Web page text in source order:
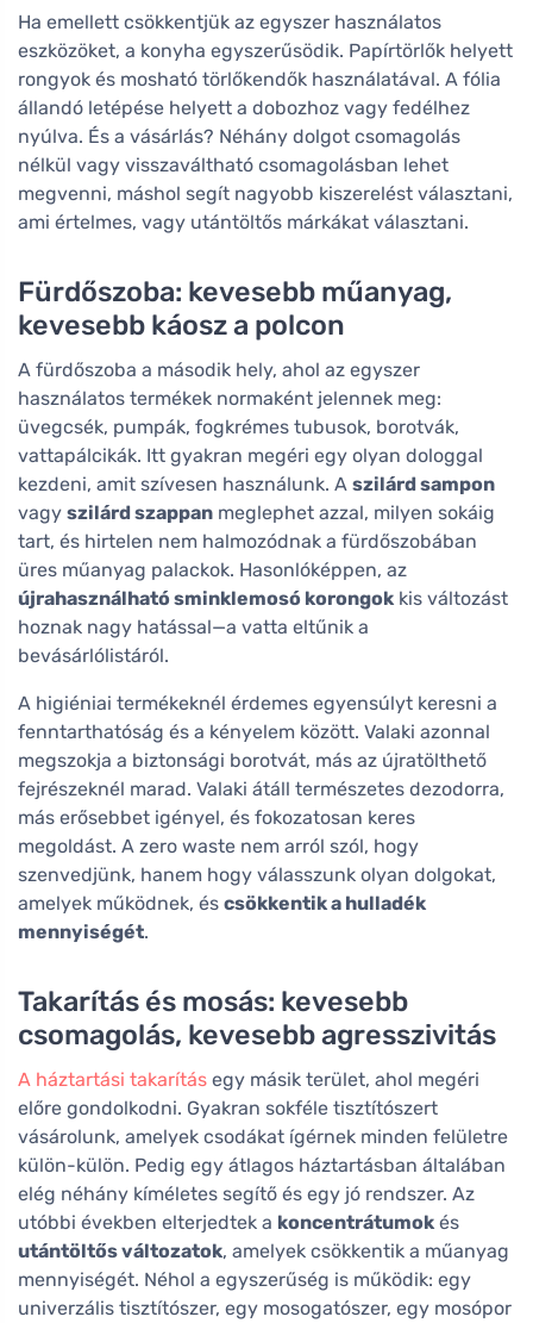
Ha emellett csökkentjük az egyszer használatos
eszközöket, a konyha egyszerűsödik. Papírtörlők helyett
rongyok és mosható törlőkendők használatával. A fólia
állandó letépése helyett a dobozhoz vagy fedélhez
nyúlva. És a vásárlás? Néhány dolgot csomagolás
nélkül vagy visszaváltható csomagolásban lehet
megvenni, máshol segít nagyobb kiszerelést választani,
ami értelmes, vagy utántöltős márkákat választani.
Fürdőszoba: kevesebb műanyag,
kevesebb káosz a polcon
A fürdőszoba a második hely, ahol az egyszer
használatos termékek normaként jelennek meg:
üvegcsék, pumpák, fogkrémes tubusok, borotvák,
vattapálcikák. Itt gyakran megéri egy olyan dologgal
kezdeni, amit szívesen használunk. A szilárd sampon
vagy szilárd szappan meglephet azzal, milyen sokáig
tart, és hirtelen nem halmozódnak a fürdőszobában
üres műanyag palackok. Hasonlóképpen, az
újrahasználható sminklemosó korongok kis változást
hoznak nagy hatással—a vatta eltűnik a
bevásárlólistáról.
A higiéniai termékeknél érdemes egyensúlyt keresni a
fenntarthatóság és a kényelem között. Valaki azonnal
megszokja a biztonsági borotvát, más az újratölthető
fejrészeknél marad. Valaki átáll természetes dezodorra,
más erősebbet igényel, és fokozatosan keres
megoldást. A zero waste nem arról szól, hogy
szenvedjünk, hanem hogy válasszunk olyan dolgokat,
amelyek működnek, és csökkentik a hulladék
mennyiségét.
Takarítás és mosás: kevesebb
csomagolás, kevesebb agresszivitás
A háztartási takarítás egy másik terület, ahol megéri
előre gondolkodni. Gyakran sokféle tisztítószert
vásárolunk, amelyek csodákat ígérnek minden felületre
külön-külön. Pedig egy átlagos háztartásban általában
elég néhány kíméletes segítő és egy jó rendszer. Az
utóbbi években elterjedtek a koncentrátumok és
utántöltős változatok, amelyek csökkentik a műanyag
mennyiségét. Néhol a egyszerűség is működik: egy
univerzális tisztítószer, egy mosogatószer, egy mosópor